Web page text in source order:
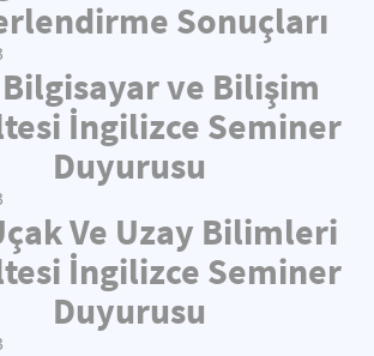
Sonuçları
ve Bilişim
İngilizce Seminer
Duyurusu
Ve Uzay Bilimleri
İngilizce Seminer
Duyurusu